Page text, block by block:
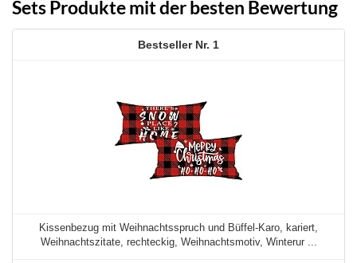
Sets Produkte mit der besten Bewertung
1
Kissenbezug mit Weihnachtsspruch und Büffel-Karo, kariert,
Weihnachtszitate, rechteckig, Weihnachtsmotiv, Winterur ...